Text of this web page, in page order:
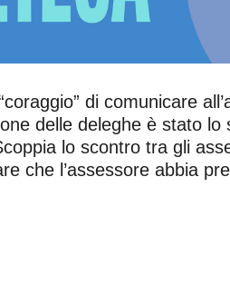
di comunicare
delle deleghe è stato
lo scontro tra gli
che l’assessore abbia